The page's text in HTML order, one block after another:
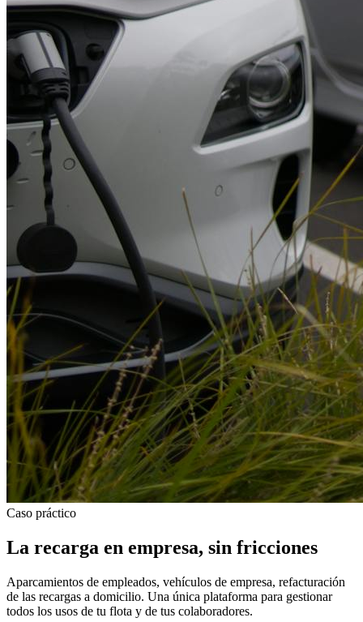
Caso práctico
La recarga en empresa, sin fricciones
Aparcamientos de empleados, vehículos de empresa, refacturación
de las recargas a domicilio. Una única plataforma para gestionar
todos los usos de tu flota y de tus colaboradores.